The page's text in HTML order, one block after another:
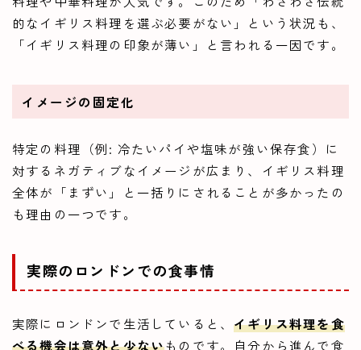
的なイギリス料理を選ぶ必要がない」という状況も、
「イギリス料理の印象が薄い」と言われる一因です。
イメージの固定化
特定の料理（例: 冷たいパイや塩味が強い保存食）に
対するネガティブなイメージが広まり、イギリス料理
全体が「まずい」と一括りにされることが多かったの
も理由の一つです。
実際のロンドンでの食事情
実際にロンドンで生活していると、イギリス料理を食
べる機会は意外と少ないものです。自分から進んで食